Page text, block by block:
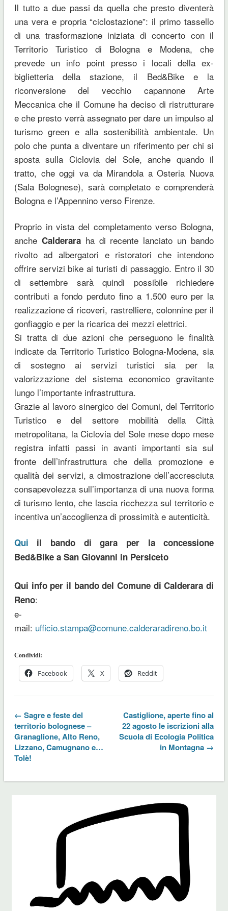
Il tutto a due passi da quella che presto diventerà
una vera e propria “ciclostazione”: il primo tassello
di una trasformazione iniziata di concerto con il
Territorio Turistico di Bologna e Modena, che
prevede un info point presso i locali della ex-
biglietteria della stazione, il Bed&Bike e la
riconversione del vecchio capannone Arte
Meccanica che il Comune ha deciso di ristrutturare
e che presto verrà assegnato per dare un impulso al
turismo green e alla sostenibilità ambientale. Un
polo che punta a diventare un riferimento per chi si
sposta sulla Ciclovia del Sole, anche quando il
tratto, che oggi va da Mirandola a Osteria Nuova
(Sala Bolognese), sarà completato e comprenderà
Bologna e l’Appennino verso Firenze.
Proprio in vista del completamento verso Bologna,
anche Calderaraha di recente lanciato un bando
rivolto ad albergatori e ristoratori che intendono
offrire servizi bike ai turisti di passaggio. Entro il 30
di settembre sarà quindi possibile richiedere
contributi a fondo perduto fino a 1.500 euro per la
realizzazione di ricoveri, rastrelliere, colonnine per il
gonfiaggio e per la ricarica dei mezzi elettrici.
Si tratta di due azioni che perseguono le finalità
indicate da Territorio Turistico Bologna-Modena, sia
di sostegno ai servizi turistici sia per la
valorizzazione del sistema economico gravitante
lungo l’importante infrastruttura.
Grazie al lavoro sinergico dei Comuni, del Territorio
Turistico e del settore mobilità della Città
metropolitana, la Ciclovia del Sole mese dopo mese
registra infatti passi in avanti importanti sia sul
fronte dell’infrastruttura che della promozione e
qualità dei servizi, a dimostrazione dell’accresciuta
consapevolezza sull’importanza di una nuova forma
di turismo lento, che lascia ricchezza sul territorio e
incentiva un’accoglienza di prossimità e autenticità.
Qui il bando di gara per la concessione
Bed&Bike a San Giovanni in Persiceto
Qui info per il bando del Comune di Calderara di
Reno:
e-
mail: ufficio.stampa@comune.calderaradireno.bo.it
Condividi:
Facebook X Reddit
← Sagre e feste del
territorio bolognese –
Granaglione, Alto Reno,
Lizzano, Camugnano e…
Tolè!
Castiglione, aperte fino al
22 agosto le iscrizioni alla
Scuola di Ecologia Politica
in Montagna →